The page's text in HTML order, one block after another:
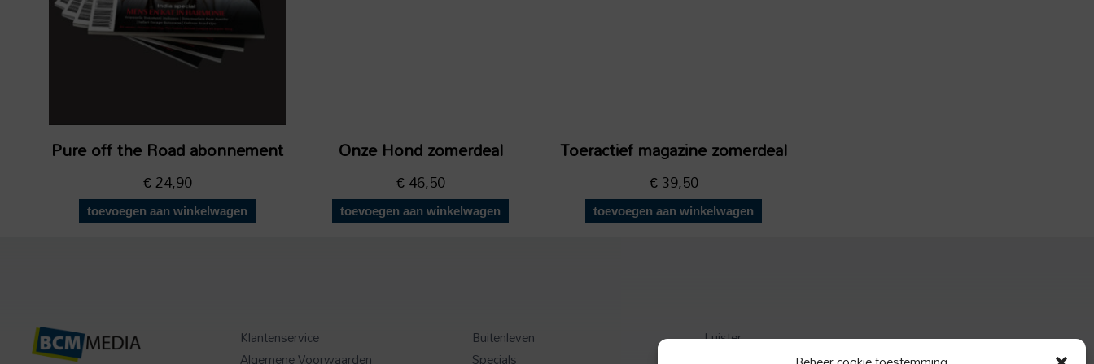
Pure off the Road abonnement
€24,90
toevoegen aan winkelwagen
Onze Hond zomerdeal
€46,50
toevoegen aan winkelwagen
Toeractief magazine zomerdeal
€39,50
toevoegen aan winkelwagen
Klantenservice
Algemene Voorwaarden
Buitenleven
Specials
Luister